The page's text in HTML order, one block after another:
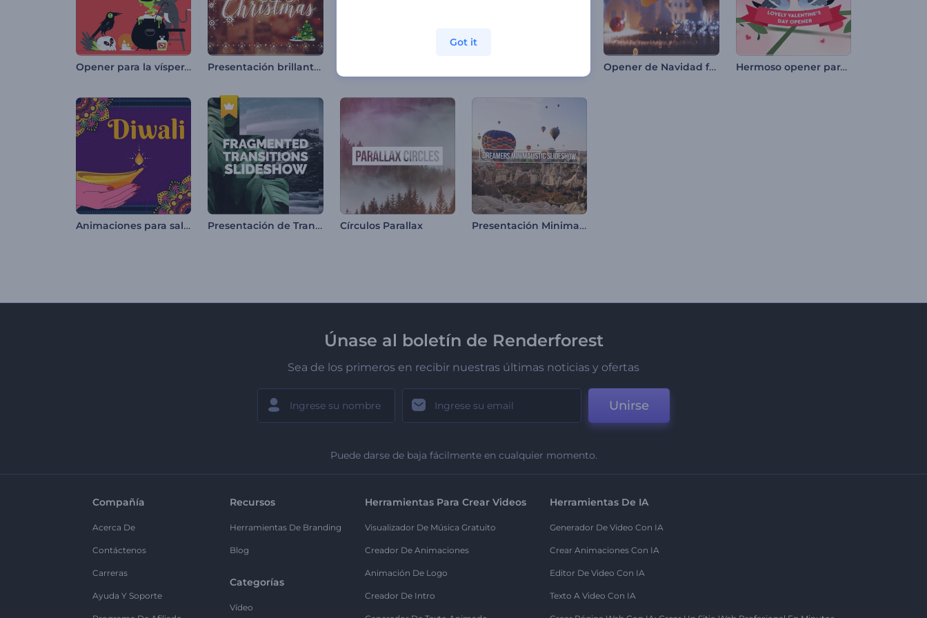
Opener para la víspera de Noche de Brujas Presentación brillante de diapositivas de Navidad Opener de Navidad festivo Hermoso opener para el día de San Valentín
Animaciones para saludos de Diwali Presentación de Transiciones Fragmentadas Círculos Parallax Presentación Minimalista - Soñadores
Únase al boletín de Renderforest
Sea de los primeros en recibir nuestras últimas noticias y ofertas
Unirse
Puede darse de baja fácilmente en cualquier momento.
Compañía
Acerca De
Contáctenos
Carreras
Ayuda Y Soporte
Recursos
Herramientas De Branding
Blog
Categorías
Vídeo
Herramientas Para Crear Videos
Visualizador De Música Gratuito
Creador De Animaciones
Animación De Logo
Creador De Intro
Herramientas De IA
Generador De Video Con IA
Crear Animaciones Con IA
Editor De Video Con IA
Texto A Video Con IA
Got it